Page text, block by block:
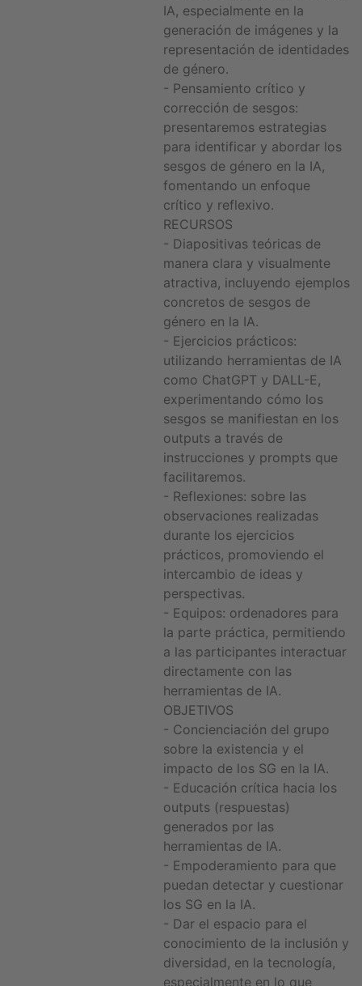
IA, especialmente en la
generación de imágenes y la
representación de identidades
de género.
- Pensamiento crítico y
corrección de sesgos:
presentaremos estrategias
para identificar y abordar los
sesgos de género en la IA,
fomentando un enfoque
crítico y reflexivo.
RECURSOS
- Diapositivas teóricas de
manera clara y visualmente
atractiva, incluyendo ejemplos
concretos de sesgos de
género en la IA.
- Ejercicios prácticos:
utilizando herramientas de IA
como ChatGPT y DALL-E,
experimentando cómo los
sesgos se manifiestan en los
outputs a través de
instrucciones y prompts que
facilitaremos.
- Reflexiones: sobre las
observaciones realizadas
durante los ejercicios
prácticos, promoviendo el
intercambio de ideas y
perspectivas.
- Equipos: ordenadores para
la parte práctica, permitiendo
a las participantes interactuar
directamente con las
herramientas de IA.
OBJETIVOS
- Concienciación del grupo
sobre la existencia y el
impacto de los SG en la IA.
- Educación crítica hacia los
outputs (respuestas)
generados por las
herramientas de IA.
- Empoderamiento para que
puedan detectar y cuestionar
los SG en la IA.
- Dar el espacio para el
conocimiento de la inclusión y
diversidad, en la tecnología,
especialmente en lo que